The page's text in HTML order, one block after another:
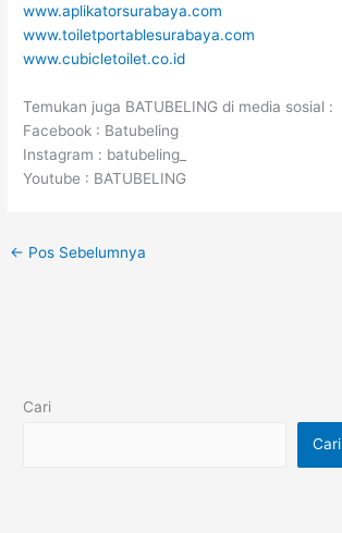
www.aplikatorsurabaya.com
www.toiletportablesurabaya.com
www.cubicletoilet.co.id
Temukan juga BATUBELING di media sosial :
Facebook : Batubeling
Instagram : batubeling_
Youtube : BATUBELING
← Pos Sebelumnya
Cari
Cari